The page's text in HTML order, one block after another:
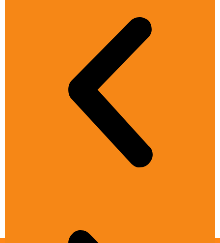
Zur Event-Übersicht
Du hast Fragen zum